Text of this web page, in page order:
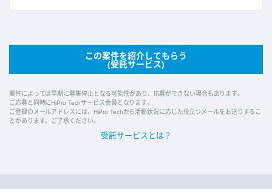
この案件を紹介してもらう
(受託サービス)
案件によっては早期に募集停止となる可能性があり、応募ができない場合もあります。
ご応募と同時にHiPro Techサービス会員となります。
ご登録のメールアドレスには、HiPro Techから活動状況に応じた役立つメールをお送りするこ
とがあります。ご了承ください。
受託サービスとは？